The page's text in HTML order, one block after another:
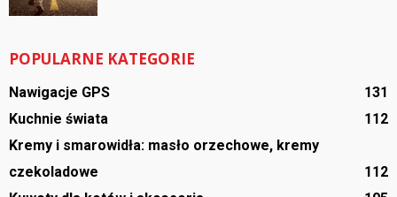
POPULARNE KATEGORIE
Nawigacje GPS
131
Kuchnie świata
112
Kremy i smarowidła: masło orzechowe, kremy
czekoladowe
112